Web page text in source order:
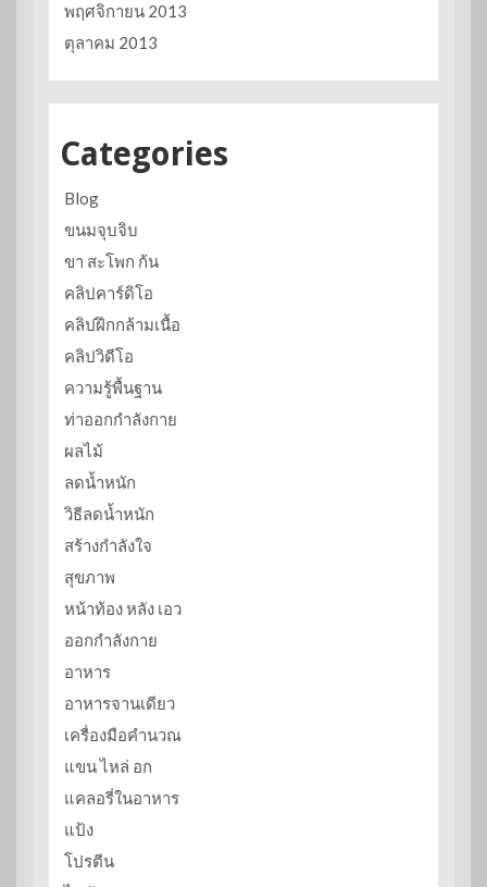
พฤศจิกายน 2013
ตุลาคม 2013
Categories
Blog
ขนมจุบจิบ
ขา สะโพก ก้น
คลิปคาร์ดิโอ
คลิปฝึกกล้ามเนื้อ
คลิปวิดีโอ
ความรู้พื้นฐาน
ท่าออกกำลังกาย
ผลไม้
ลดน้ำหนัก
วิธีลดน้ำหนัก
สร้างกำลังใจ
สุขภาพ
หน้าท้อง หลัง เอว
ออกกำลังกาย
อาหาร
อาหารจานเดียว
เครื่องมือคำนวณ
แขน ไหล่ อก
แคลอรี่ในอาหาร
แป้ง
โปรตีน